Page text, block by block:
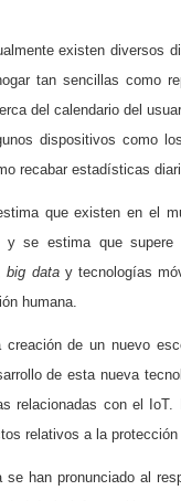
existen diversos
tan sencillas como
del calendario del
dispositivos como
recabar estadísticas
que existen en el
y se estima que
big datay tecnologías
humana.
creación de un nuevo
de esta nueva
relacionadas con el
relativos a la
se han pronunciado al